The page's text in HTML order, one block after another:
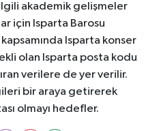
akademik gelişmeler
için Isparta Barosu
Isparta konser
olan Isparta posta kodu
verilere de yer verilir.
bir araya getirerek
olmayı hedefler.